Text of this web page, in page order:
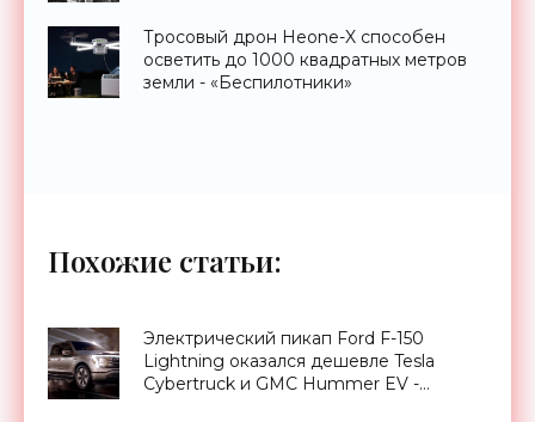
Тросовый дрон Heone-X способен
осветить до 1000 квадратных метров
земли - «Беспилотники»
Похожие статьи:
Электрический пикап Ford F-150
Lightning оказался дешевле Tesla
Cybertruck и GMC Hummer EV -